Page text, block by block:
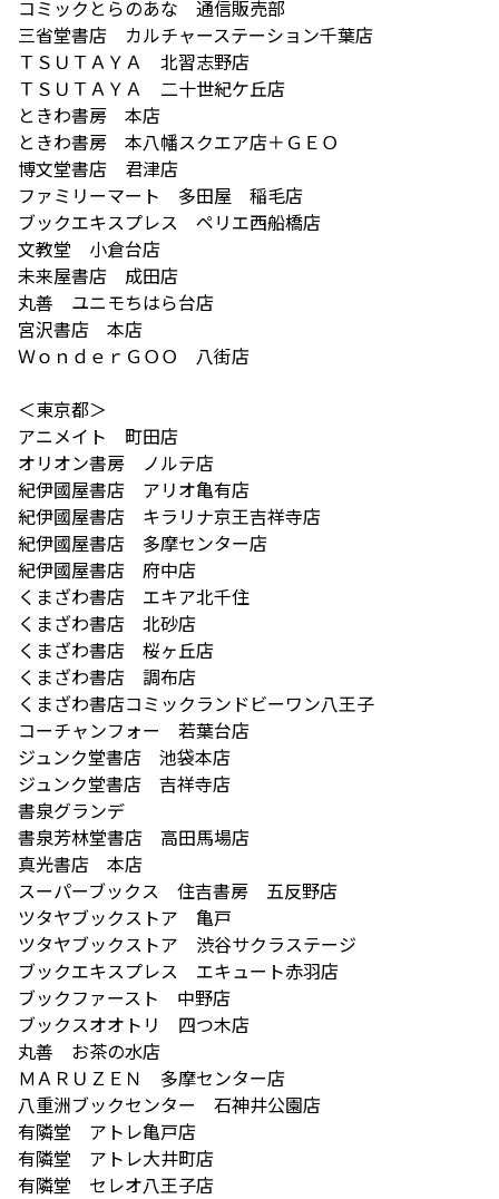
コミックとらのあな 通信販売部
三省堂書店 カルチャーステーション千葉店
ＴＳＵＴＡＹＡ 北習志野店
ＴＳＵＴＡＹＡ 二十世紀ケ丘店
ときわ書房 本店
ときわ書房 本八幡スクエア店＋ＧＥＯ
博文堂書店 君津店
ファミリーマート 多田屋 稲毛店
ブックエキスプレス ペリエ西船橋店
文教堂 小倉台店
未来屋書店 成田店
丸善 ユニモちはら台店
宮沢書店 本店
ＷｏｎｄｅｒＧＯＯ 八街店
＜東京都＞
アニメイト 町田店
オリオン書房 ノルテ店
紀伊國屋書店 アリオ亀有店
紀伊國屋書店 キラリナ京王吉祥寺店
紀伊國屋書店 多摩センター店
紀伊國屋書店 府中店
くまざわ書店 エキア北千住
くまざわ書店 北砂店
くまざわ書店 桜ヶ丘店
くまざわ書店 調布店
くまざわ書店コミックランドビーワン八王子
コーチャンフォー 若葉台店
ジュンク堂書店 池袋本店
ジュンク堂書店 吉祥寺店
書泉グランデ
書泉芳林堂書店 高田馬場店
真光書店 本店
スーパーブックス 住吉書房 五反野店
ツタヤブックストア 亀戸
ツタヤブックストア 渋谷サクラステージ
ブックエキスプレス エキュート赤羽店
ブックファースト 中野店
ブックスオオトリ 四つ木店
丸善 お茶の水店
ＭＡＲＵＺＥＮ 多摩センター店
八重洲ブックセンター 石神井公園店
有隣堂 アトレ亀戸店
有隣堂 アトレ大井町店
有隣堂 セレオ八王子店